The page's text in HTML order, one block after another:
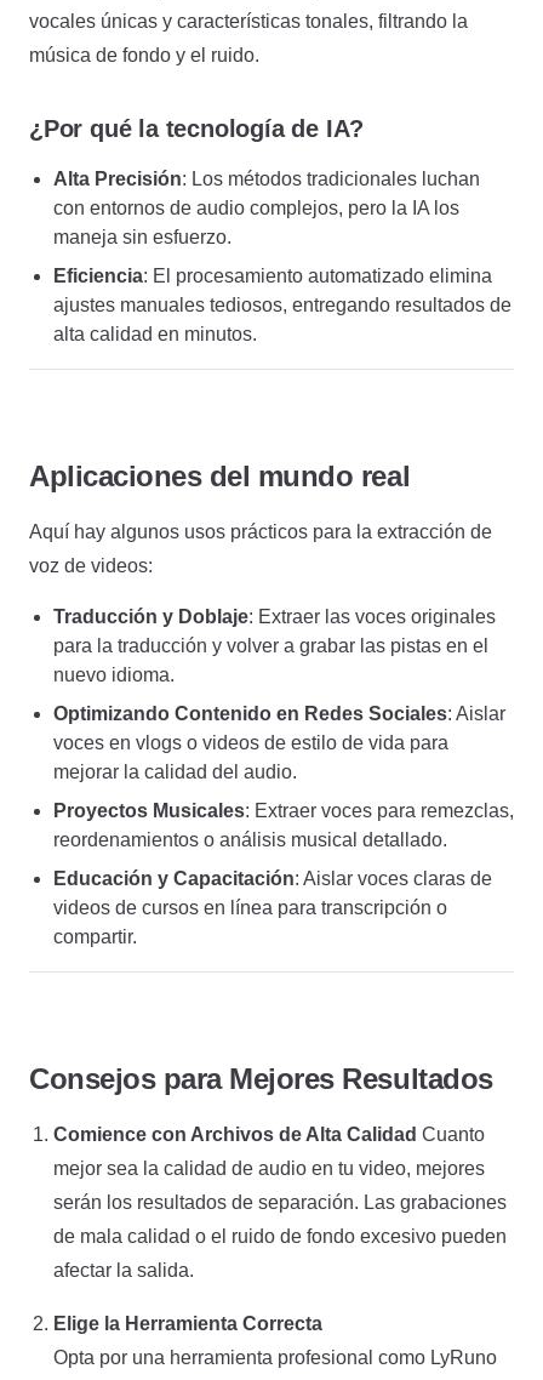
vocales únicas y características tonales, filtrando la
música de fondo y el ruido.
¿Por qué la tecnología de IA?
Alta Precisión: Los métodos tradicionales luchan
con entornos de audio complejos, pero la IA los
maneja sin esfuerzo.
Eficiencia: El procesamiento automatizado elimina
ajustes manuales tediosos, entregando resultados de
alta calidad en minutos.
Aplicaciones del mundo real
Aquí hay algunos usos prácticos para la extracción de
voz de videos:
Traducción y Doblaje: Extraer las voces originales
para la traducción y volver a grabar las pistas en el
nuevo idioma.
Optimizando Contenido en Redes Sociales: Aislar
voces en vlogs o videos de estilo de vida para
mejorar la calidad del audio.
Proyectos Musicales: Extraer voces para remezclas,
reordenamientos o análisis musical detallado.
Educación y Capacitación: Aislar voces claras de
videos de cursos en línea para transcripción o
compartir.
Consejos para Mejores Resultados
Comience con Archivos de Alta Calidad Cuanto
mejor sea la calidad de audio en tu video, mejores
serán los resultados de separación. Las grabaciones
de mala calidad o el ruido de fondo excesivo pueden
afectar la salida.
Elige la Herramienta Correcta
Opta por una herramienta profesional como LyRuno